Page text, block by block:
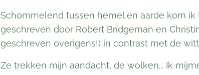
Schommelend tussen hemel en aarde kom
geschreven door Robert Bridgeman en
geschreven overigens!) in contrast met de
Ze trekken mijn aandacht, de wolken... Ik